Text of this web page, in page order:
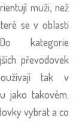
muži, než
se v oblasti
kategorie
převodovek
tak v
jako takovém.
vybrat a co